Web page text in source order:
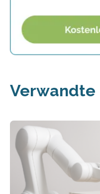
Verwandte